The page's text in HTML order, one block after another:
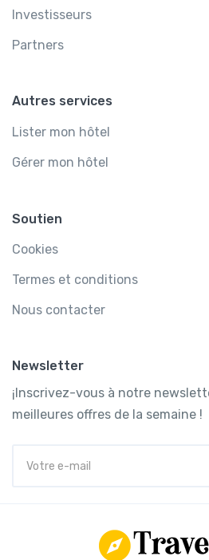
Investisseurs
Partners
Autres services
Lister mon hôtel
Gérer mon hôtel
Soutien
Cookies
Termes et conditions
Nous contacter
Newsletter
¡Inscrivez-vous à notre
meilleures offres de la semaine !